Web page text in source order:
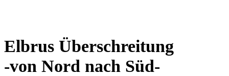
Elbrus Überschreitung
-von Nord nach Süd-